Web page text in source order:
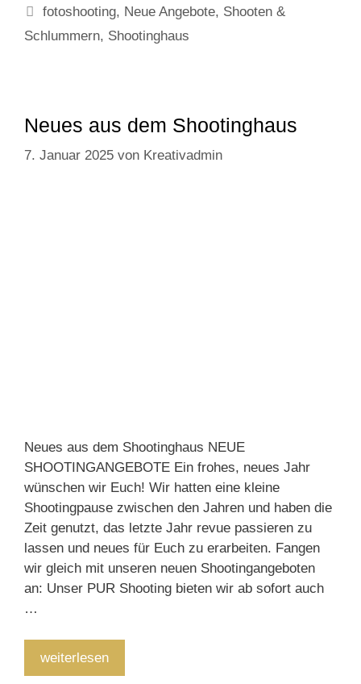
Schlagwörter
fotoshooting, Neue Angebote, Shooten &
Schlummern, Shootinghaus
Neues aus dem Shootinghaus
7. Januar 2025 von Kreativadmin
Neues aus dem Shootinghaus NEUE
SHOOTINGANGEBOTE Ein frohes, neues Jahr
wünschen wir Euch! Wir hatten eine kleine
Shootingpause zwischen den Jahren und haben die
Zeit genutzt, das letzte Jahr revue passieren zu
lassen und neues für Euch zu erarbeiten. Fangen
wir gleich mit unseren neuen Shootingangeboten
an: Unser PUR Shooting bieten wir ab sofort auch
…
weiterlesenNeues
aus